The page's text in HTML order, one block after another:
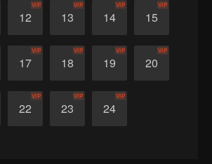
12
VIP
13
VIP
14
VIP
15
VIP
17
VIP
18
VIP
19
VIP
20
VIP
22
VIP
23
VIP
24
VIP